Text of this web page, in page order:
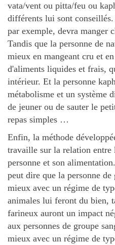
vata/vent ou pitta/feu ou
différents lui sont
par exemple, devra manger
Tandis que la personne de
mieux en mangeant cru et
d'aliments liquides et frais,
intérieur. Et la personne
métabolisme et un système
de jeuner ou de sauter le
repas simples …
Enfin, la méthode
travaille sur la relation entre
personne et son
peut dire que la personne
mieux avec un régime de
animales lui feront du bien,
farineux auront un impact
aux personnes de groupe
mieux avec un régime de